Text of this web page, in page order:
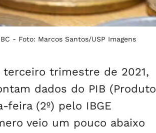
- Foto: Marcos Santos/USP Imagens
terceiro trimestre de 2021,
dados do PIB (Produto
(2º) pelo IBGE
veio um pouco abaixo